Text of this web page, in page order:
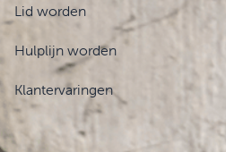
Lid worden
Hulplijn worden
Klantervaringen